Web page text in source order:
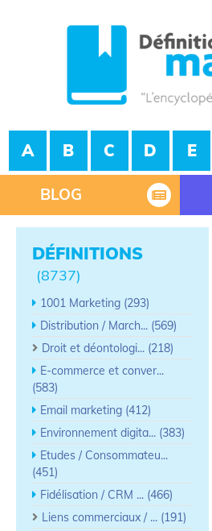
A B C D E
BLOG
DÉFINITIONS
(8737)
1001 Marketing (293)
Distribution / March... (569)
Droit et déontologi... (218)
E-commerce et conver...
(583)
Email marketing (412)
Environnement digita... (383)
Etudes / Consommateu...
(451)
Fidélisation / CRM ... (466)
Liens commerciaux / ... (191)